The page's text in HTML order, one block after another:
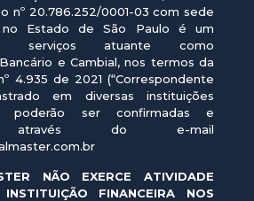
nº 20.786.252/0001-03 com sede
Estado de São Paulo é um
serviços atuante como
e Cambial, nos termos da
4.935 de 2021 (“Correspondente
em diversas instituições
poderão ser confirmadas e
através do e-mail
NÃO EXERCE ATIVIDADE
FINANCEIRA NOS